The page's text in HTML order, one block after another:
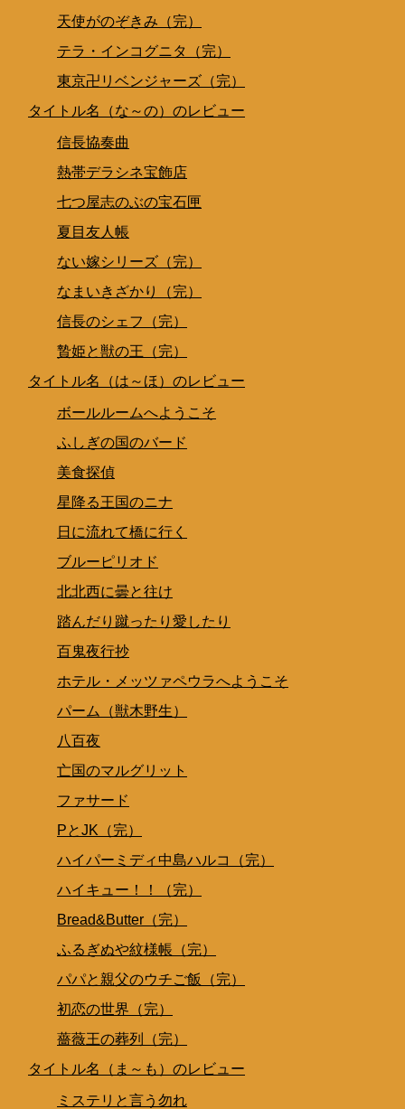
天使がのぞきみ（完）
テラ・インコグニタ（完）
東京卍リベンジャーズ（完）
タイトル名（な～の）のレビュー
信長協奏曲
熱帯デラシネ宝飾店
七つ屋志のぶの宝石匣
夏目友人帳
ない嫁シリーズ（完）
なまいきざかり（完）
信長のシェフ（完）
贄姫と獣の王（完）
タイトル名（は～ほ）のレビュー
ボールルームへようこそ
ふしぎの国のバード
美食探偵
星降る王国のニナ
日に流れて橋に行く
ブルーピリオド
北北西に曇と往け
踏んだり蹴ったり愛したり
百鬼夜行抄
ホテル・メッツァペウラへようこそ
パーム（獣木野生）
八百夜
亡国のマルグリット
ファサード
PとJK（完）
ハイパーミディ中島ハルコ（完）
ハイキュー！！（完）
Bread&Butter（完）
ふるぎぬや紋様帳（完）
パパと親父のウチご飯（完）
初恋の世界（完）
薔薇王の葬列（完）
タイトル名（ま～も）のレビュー
ミステリと言う勿れ